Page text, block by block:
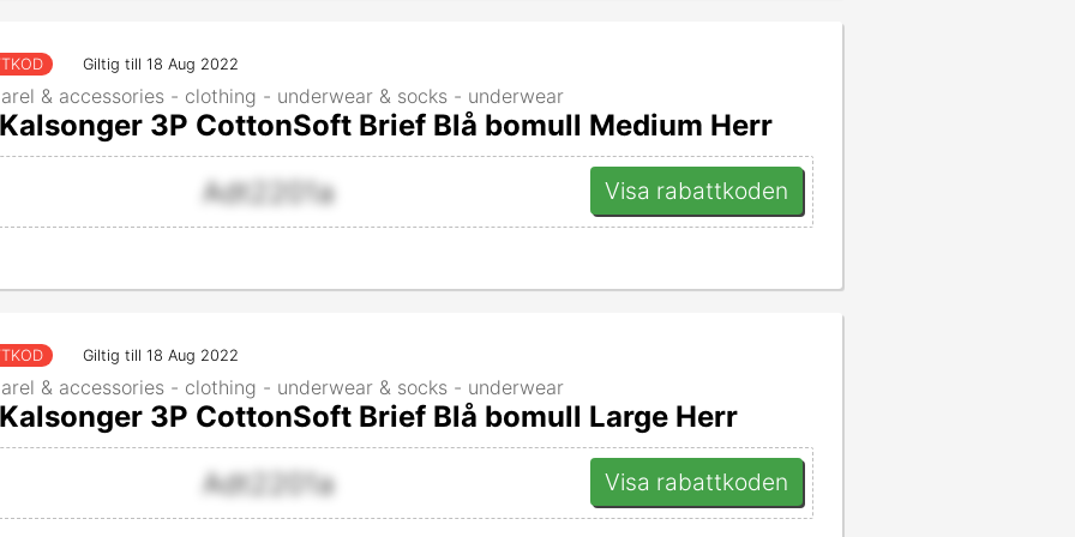
Giltig till 18 Aug 2022
& accessories - clothing - underwear & socks - underwear
3P CottonSoft Brief Blå bomull Medium Herr
Adt2201a
Visa rabattkoden
Giltig till 18 Aug 2022
& accessories - clothing - underwear & socks - underwear
3P CottonSoft Brief Blå bomull Large Herr
Adt2201a
Visa rabattkoden